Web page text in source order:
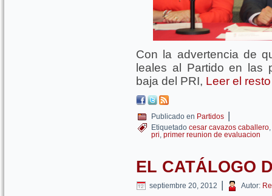
Con la advertencia de
leales al Partido en las
baja del PRI, Leer el
Publicado en Partidos |
Etiquetado cesar cavazos caballero,
pri, primer reunion de evaluacion
EL CATÁLOGO
septiembre 20, 2012 | Autor: